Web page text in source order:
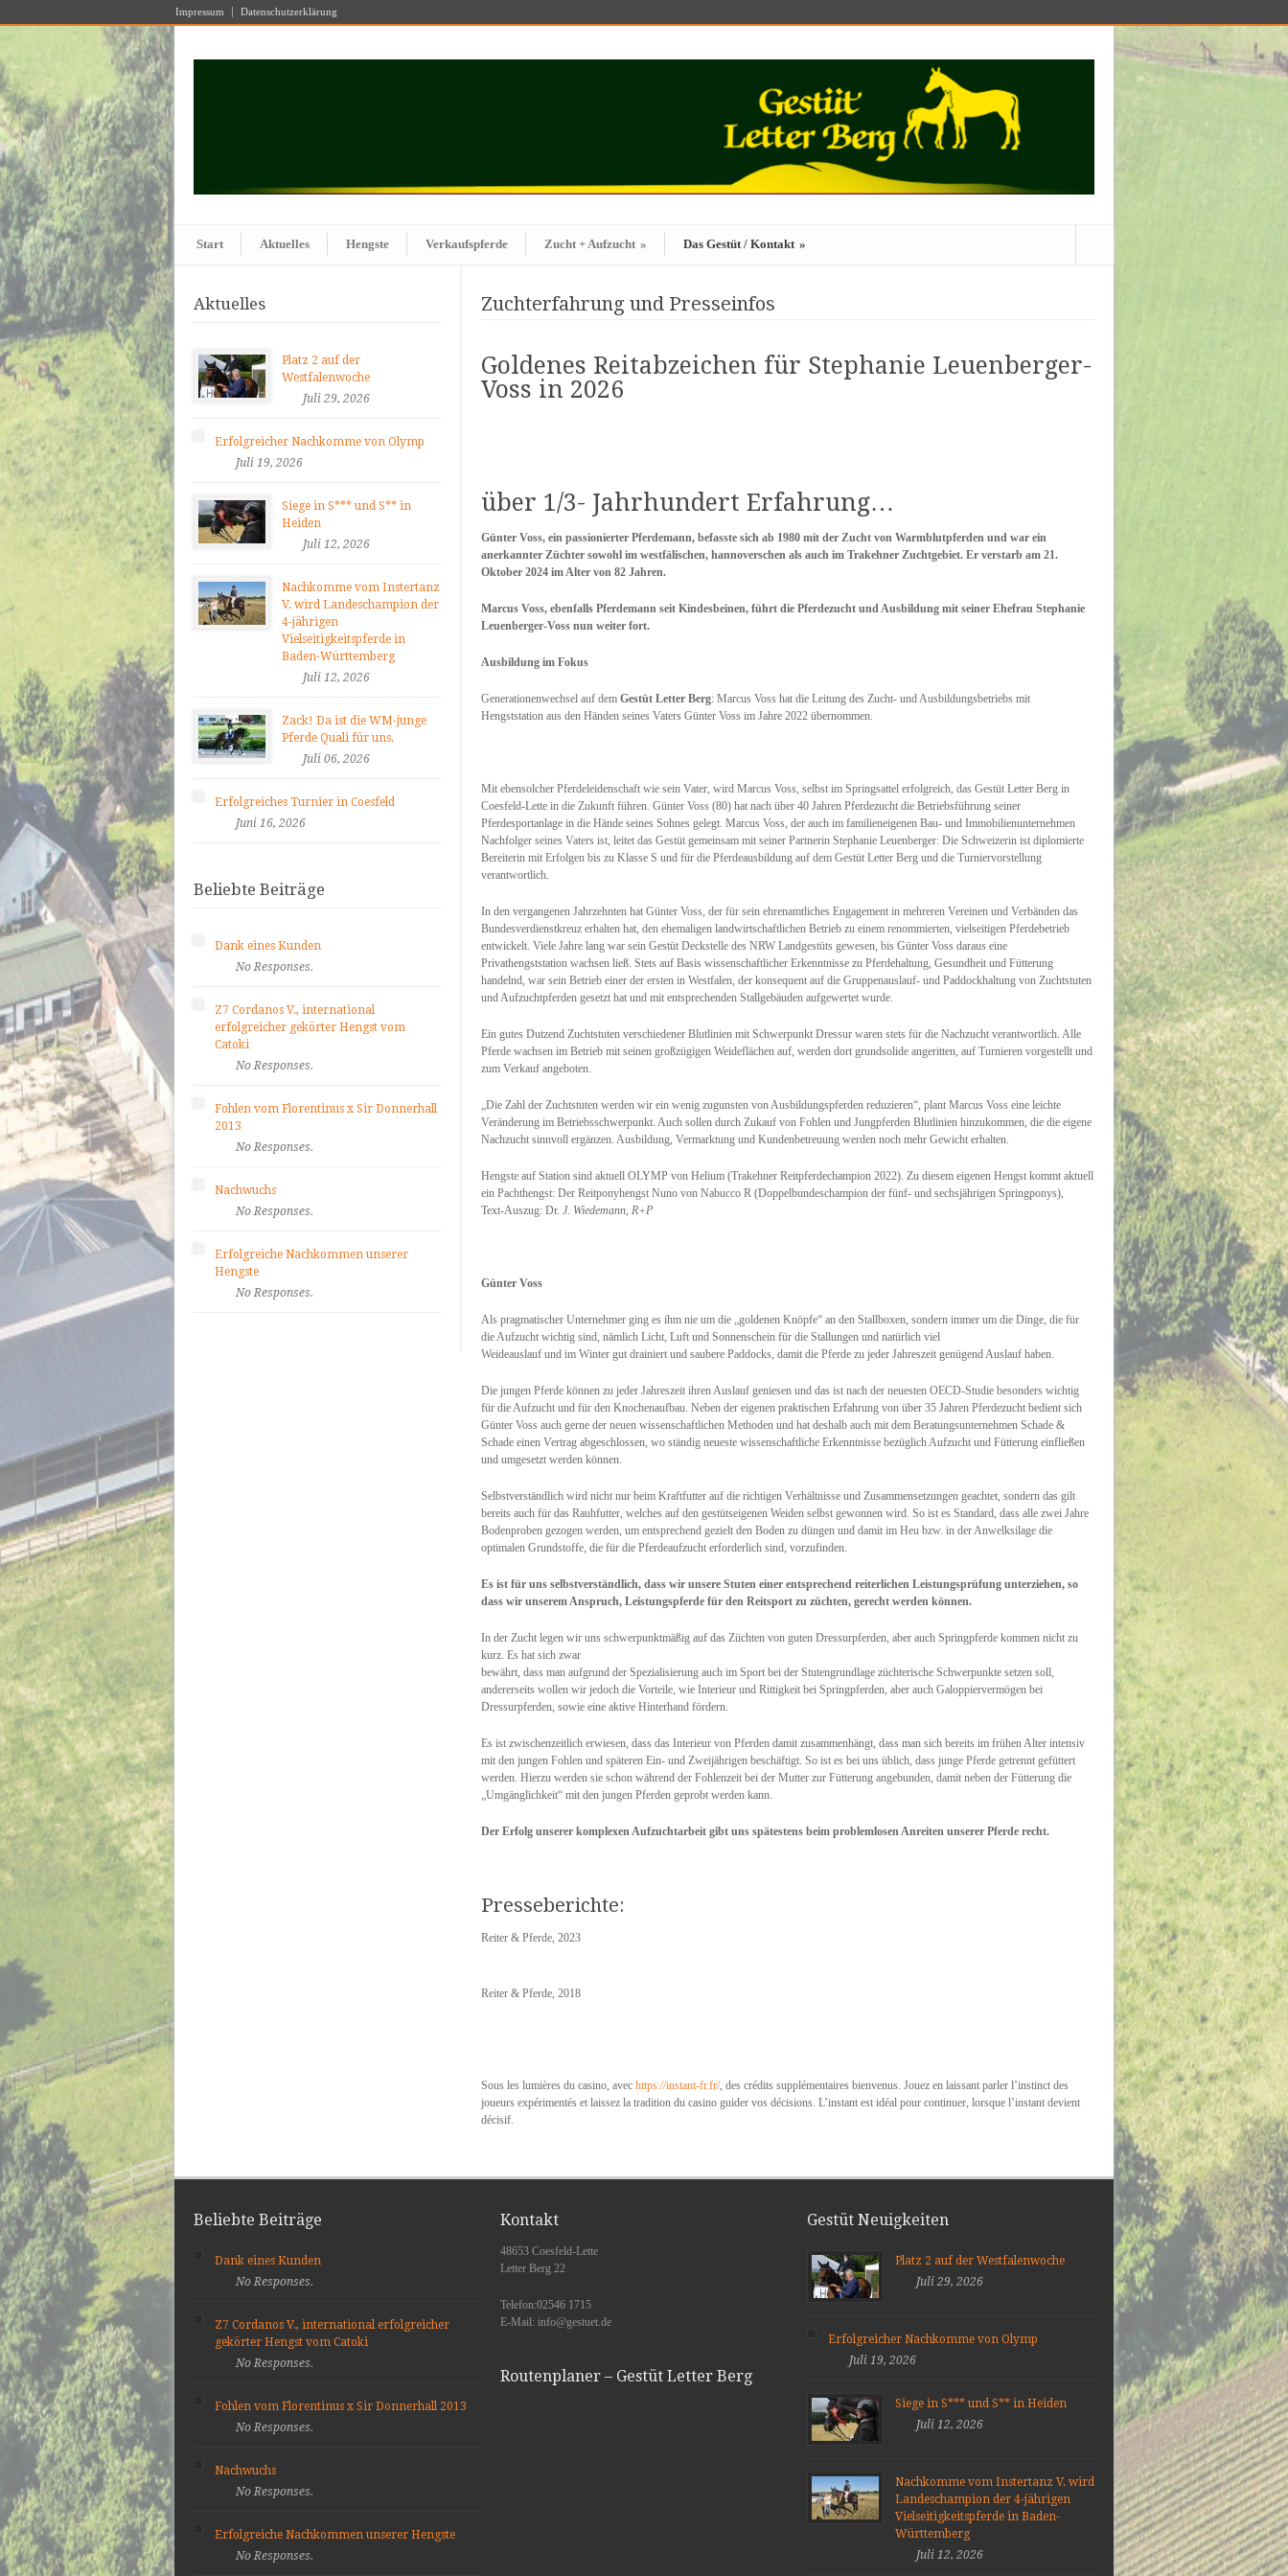
Impressum Datenschutzerklärung
Start Aktuelles Hengste Verkaufspferde Zucht + Aufzucht » Das Gestüt / Kontakt »
Zuchterfahrung und Presseinfos
Goldenes Reitabzeichen für Stephanie Leuenberger-
Voss in 2026
über 1/3- Jahrhundert Erfahrung…
Günter Voss, ein passionierter Pferdemann, befasste sich ab 1980 mit der Zucht von Warmblutpferden und war ein
anerkannter Züchter sowohl im westfälischen, hannoverschen als auch im Trakehner Zuchtgebiet. Er verstarb am 21.
Oktober 2024 im Alter von 82 Jahren.
Marcus Voss, ebenfalls Pferdemann seit Kindesbeinen, führt die Pferdezucht und Ausbildung mit seiner Ehefrau Stephanie
Leuenberger-Voss nun weiter fort.
Ausbildung im Fokus
Generationenwechsel auf dem Gestüt Letter Berg: Marcus Voss hat die Leitung des Zucht- und Ausbildungsbetriebs mit
Hengststation aus den Händen seines Vaters Günter Voss im Jahre 2022 übernommen.
Mit ebensolcher Pferdeleidenschaft wie sein Vater, wird Marcus Voss, selbst im Springsattel erfolgreich, das Gestüt Letter Berg in
Coesfeld-Lette in die Zukunft führen. Günter Voss (80) hat nach über 40 Jahren Pferdezucht die Betriebsführung seiner
Pferdesportanlage in die Hände seines Sohnes gelegt. Marcus Voss, der auch im familieneigenen Bau- und Immobilienunternehmen
Nachfolger seines Vaters ist, leitet das Gestüt gemeinsam mit seiner Partnerin Stephanie Leuenberger: Die Schweizerin ist diplomierte
Bereiterin mit Erfolgen bis zu Klasse S und für die Pferdeausbildung auf dem Gestüt Letter Berg und die Turniervorstellung
verantwortlich.
In den vergangenen Jahrzehnten hat Günter Voss, der für sein ehrenamtliches Engagement in mehreren Vereinen und Verbänden das
Bundesverdienstkreuz erhalten hat, den ehemaligen landwirtschaftlichen Betrieb zu einem renommierten, vielseitigen Pferdebetrieb
entwickelt. Viele Jahre lang war sein Gestüt Deckstelle des NRW Landgestüts gewesen, bis Günter Voss daraus eine
Privathengststation wachsen ließ. Stets auf Basis wissenschaftlicher Erkenntnisse zu Pferdehaltung, Gesundheit und Fütterung
handelnd, war sein Betrieb einer der ersten in Westfalen, der konsequent auf die Gruppenauslauf- und Paddockhaltung von Zuchtstuten
und Aufzuchtpferden gesetzt hat und mit entsprechenden Stallgebäuden aufgewertet wurde.
Ein gutes Dutzend Zuchtstuten verschiedener Blutlinien mit Schwerpunkt Dressur waren stets für die Nachzucht verantwortlich. Alle
Pferde wachsen im Betrieb mit seinen großzügigen Weideflächen auf, werden dort grundsolide angeritten, auf Turnieren vorgestellt und
zum Verkauf angeboten.
„Die Zahl der Zuchtstuten werden wir ein wenig zugunsten von Ausbildungspferden reduzieren“, plant Marcus Voss eine leichte
Veränderung im Betriebsschwerpunkt. Auch sollen durch Zukauf von Fohlen und Jungpferden Blutlinien hinzukommen, die die eigene
Nachzucht sinnvoll ergänzen. Ausbildung, Vermarktung und Kundenbetreuung werden noch mehr Gewicht erhalten.
Hengste auf Station sind aktuell OLYMP von Helium (Trakehner Reitpferdechampion 2022). Zu diesem eigenen Hengst kommt aktuell
ein Pachthengst: Der Reitponyhengst Nuno von Nabucco R (Doppelbundeschampion der fünf- und sechsjährigen Springponys),
Text-Auszug: Dr. J. Wiedemann, R+P
Günter Voss
Als pragmatischer Unternehmer ging es ihm nie um die „goldenen Knöpfe“ an den Stallboxen, sondern immer um die Dinge, die für
die Aufzucht wichtig sind, nämlich Licht, Luft und Sonnenschein für die Stallungen und natürlich viel
Weideauslauf und im Winter gut drainiert und saubere Paddocks, damit die Pferde zu jeder Jahreszeit genügend Auslauf haben.
Die jungen Pferde können zu jeder Jahreszeit ihren Auslauf geniesen und das ist nach der neuesten OECD-Studie besonders wichtig
für die Aufzucht und für den Knochenaufbau. Neben der eigenen praktischen Erfahrung von über 35 Jahren Pferdezucht bedient sich
Günter Voss auch gerne der neuen wissenschaftlichen Methoden und hat deshalb auch mit dem Beratungsunternehmen Schade &
Schade einen Vertrag abgeschlossen, wo ständig neueste wissenschaftliche Erkenntnisse bezüglich Aufzucht und Fütterung einfließen
und umgesetzt werden können.
Selbstverständlich wird nicht nur beim Kraftfutter auf die richtigen Verhältnisse und Zusammensetzungen geachtet, sondern das gilt
bereits auch für das Rauhfutter, welches auf den gestütseigenen Weiden selbst gewonnen wird. So ist es Standard, dass alle zwei Jahre
Bodenproben gezogen werden, um entsprechend gezielt den Boden zu düngen und damit im Heu bzw. in der Anwelksilage die
optimalen Grundstoffe, die für die Pferdeaufzucht erforderlich sind, vorzufinden.
Es ist für uns selbstverständlich, dass wir unsere Stuten einer entsprechend reiterlichen Leistungsprüfung unterziehen, so
dass wir unserem Anspruch, Leistungspferde für den Reitsport zu züchten, gerecht werden können.
In der Zucht legen wir uns schwerpunktmäßig auf das Züchten von guten Dressurpferden, aber auch Springpferde kommen nicht zu
kurz. Es hat sich zwar
bewährt, dass man aufgrund der Spezialisierung auch im Sport bei der Stutengrundlage züchterische Schwerpunkte setzen soll,
andererseits wollen wir jedoch die Vorteile, wie Interieur und Rittigkeit bei Springpferden, aber auch Galoppiervermögen bei
Dressurpferden, sowie eine aktive Hinterhand fördern.
Es ist zwischenzeitlich erwiesen, dass das Interieur von Pferden damit zusammenhängt, dass man sich bereits im frühen Alter intensiv
mit den jungen Fohlen und späteren Ein- und Zweijährigen beschäftigt. So ist es bei uns üblich, dass junge Pferde getrennt gefüttert
werden. Hierzu werden sie schon während der Fohlenzeit bei der Mutter zur Fütterung angebunden, damit neben der Fütterung die
„Umgänglichkeit“ mit den jungen Pferden geprobt werden kann.
Der Erfolg unserer komplexen Aufzuchtarbeit gibt uns spätestens beim problemlosen Anreiten unserer Pferde recht.
Presseberichte:
Reiter & Pferde, 2023
Reiter & Pferde, 2018
Sous les lumières du casino, avec https://instant-fr.fr/, des crédits supplémentaires bienvenus. Jouez en laissant parler l’instinct des
joueurs expérimentés et laissez la tradition du casino guider vos décisions. L’instant est idéal pour continuer, lorsque l’instant devient
décisif.
Aktuelles
Platz 2 auf der
Westfalenwoche
Juli 29, 2026
Erfolgreicher Nachkomme von Olymp
Juli 19, 2026
Siege in S*** und S** in
Heiden
Juli 12, 2026
Nachkomme vom Instertanz
V. wird Landeschampion der
4-jährigen
Vielseitigkeitspferde in
Baden-Württemberg
Juli 12, 2026
Zack! Da ist die WM-junge
Pferde Quali für uns.
Juli 06, 2026
Erfolgreiches Turnier in Coesfeld
Juni 16, 2026
Beliebte Beiträge
Dank eines Kunden
No Responses.
Z7 Cordanos V., international
erfolgreicher gekörter Hengst vom
Catoki
No Responses.
Fohlen vom Florentinus x Sir Donnerhall
2013
No Responses.
Nachwuchs
No Responses.
Erfolgreiche Nachkommen unserer
Hengste
No Responses.
Beliebte Beiträge
Dank eines Kunden
No Responses.
Z7 Cordanos V., international erfolgreicher
gekörter Hengst vom Catoki
No Responses.
Fohlen vom Florentinus x Sir Donnerhall 2013
No Responses.
Nachwuchs
No Responses.
Erfolgreiche Nachkommen unserer Hengste
No Responses.
Kontakt
48653 Coesfeld-Lette
Letter Berg 22
Telefon:02546 1715
E-Mail: info@gestuet.de
Routenplaner – Gestüt Letter Berg
Gestüt Neuigkeiten
Platz 2 auf der Westfalenwoche
Juli 29, 2026
Erfolgreicher Nachkomme von Olymp
Juli 19, 2026
Siege in S*** und S** in Heiden
Juli 12, 2026
Nachkomme vom Instertanz V. wird
Landeschampion der 4-jährigen
Vielseitigkeitspferde in Baden-
Württemberg
Juli 12, 2026